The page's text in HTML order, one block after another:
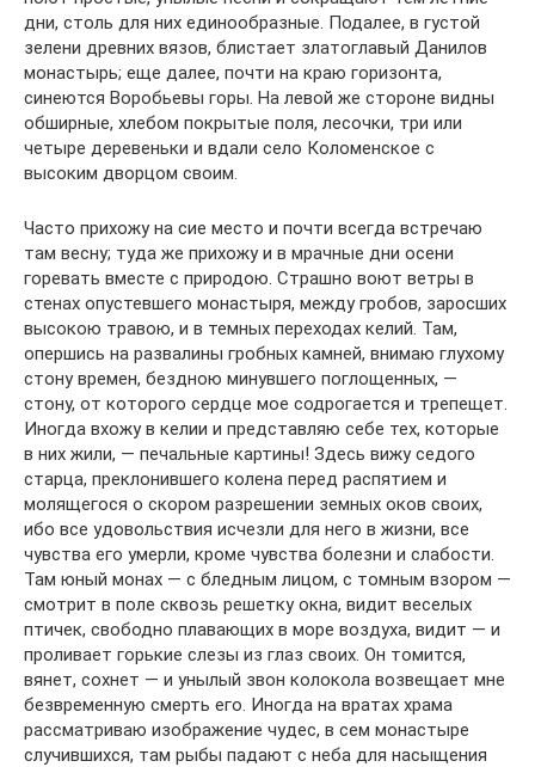
дни, столь для них единообразные. Подалее, в густой
зелени древних вязов, блистает златоглавый Данилов
монастырь; еще далее, почти на краю горизонта,
синеются Воробьевы горы. На левой же стороне видны
обширные, хлебом покрытые поля, лесочки, три или
четыре деревеньки и вдали село Коломенское с
высоким дворцом своим.
Часто прихожу на сие место и почти всегда встречаю
там весну; туда же прихожу и в мрачные дни осени
горевать вместе с природою. Страшно воют ветры в
стенах опустевшего монастыря, между гробов, заросших
высокою травою, и в темных переходах келий. Там,
опершись на развалины гробных камней, внимаю глухому
стону времен, бездною минувшего поглощенных, —
стону, от которого сердце мое содрогается и трепещет.
Иногда вхожу в келии и представляю себе тех, которые
в них жили, — печальные картины! Здесь вижу седого
старца, преклонившего колена перед распятием и
молящегося о скором разрешении земных оков своих,
ибо все удовольствия исчезли для него в жизни, все
чувства его умерли, кроме чувства болезни и слабости.
Там юный монах — с бледным лицом, с томным взором —
смотрит в поле сквозь решетку окна, видит веселых
птичек, свободно плавающих в море воздуха, видит — и
проливает горькие слезы из глаз своих. Он томится,
вянет, сохнет — и унылый звон колокола возвещает мне
безвременную смерть его. Иногда на вратах храма
рассматриваю изображение чудес, в сем монастыре
случившихся, там рыбы падают с неба для насыщения